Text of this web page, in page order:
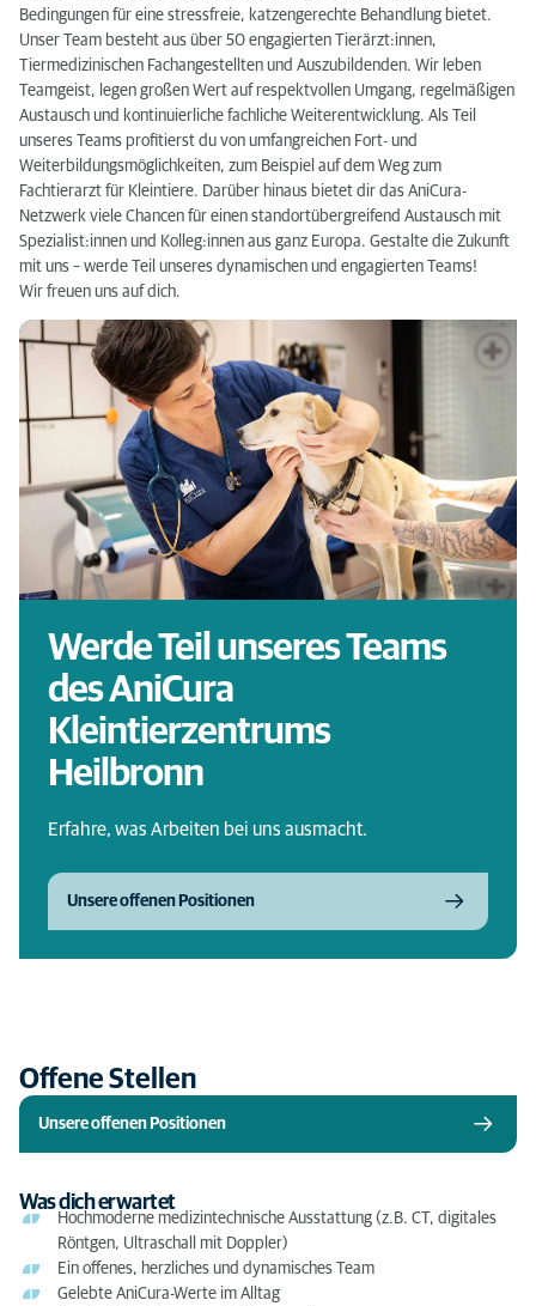
Bedingungen für eine stressfreie, katzengerechte Behandlung bietet.
Unser Team besteht aus über 50 engagierten Tierärzt:innen,
Tiermedizinischen Fachangestellten und Auszubildenden. Wir leben
Teamgeist, legen großen Wert auf respektvollen Umgang, regelmäßigen
Austausch und kontinuierliche fachliche Weiterentwicklung. Als Teil
unseres Teams profitierst du von umfangreichen Fort- und
Weiterbildungsmöglichkeiten, zum Beispiel auf dem Weg zum
Fachtierarzt für Kleintiere. Darüber hinaus bietet dir das AniCura-
Netzwerk viele Chancen für einen standortübergreifend Austausch mit
Spezialist:innen und Kolleg:innen aus ganz Europa. Gestalte die Zukunft
mit uns – werde Teil unseres dynamischen und engagierten Teams!
Wir freuen uns auf dich.
Werde Teil unseres Teams
des AniCura
Kleintierzentrums
Heilbronn
Erfahre, was Arbeiten bei uns ausmacht.
Unsere offenen Positionen
Offene Stellen
Unsere offenen Positionen
Was dich erwartet
Hochmoderne medizintechnische Ausstattung (z.B. CT, digitales
Röntgen, Ultraschall mit Doppler)
Ein offenes, herzliches und dynamisches Team
Gelebte AniCura-Werte im Alltag